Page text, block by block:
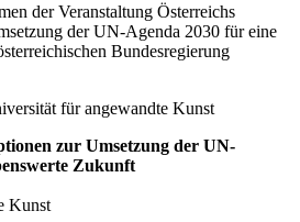
der Veranstaltung Österreichs
der UN-Agenda 2030 für eine
Bundesregierung
für angewandte Kunst
zur Umsetzung der UN-
Zukunft
Kunst